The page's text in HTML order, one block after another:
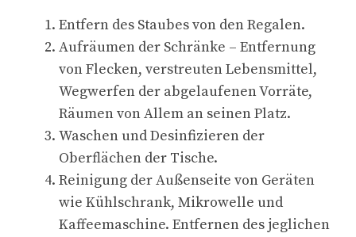
Entfern des Staubes von den Regalen.
Aufräumen der Schränke – Entfernung
von Flecken, verstreuten Lebensmittel,
Wegwerfen der abgelaufenen Vorräte,
Räumen von Allem an seinen Platz.
Waschen und Desinfizieren der
Oberflächen der Tische.
Reinigung der Außenseite von Geräten
wie Kühlschrank, Mikrowelle und
Kaffeemaschine. Entfernen des jeglichen